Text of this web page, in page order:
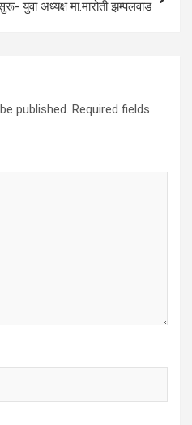
युवा अध्यक्ष मा.मारोती झम्पलवाड
published. Required fields